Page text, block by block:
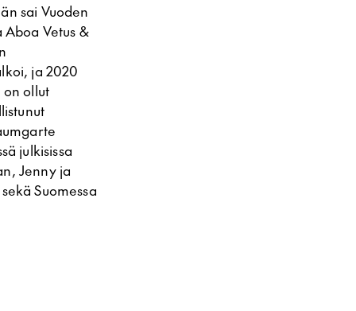
sai Vuoden
Vetus &
ja 2020
ollut
julkisissa
Jenny ja
Suomessa